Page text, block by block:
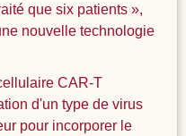
que six patients »,
nouvelle technologie
CAR-T
d'un type de virus
pour incorporer le